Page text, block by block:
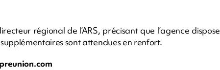
régional de l’ARS, précisant que l’agence dispose
sont attendues en renfort.